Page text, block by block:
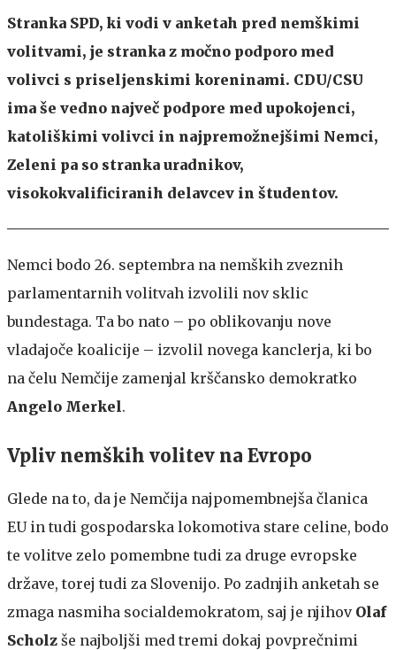
Stranka SPD, ki vodi v anketah pred nemškimi
volitvami, je stranka z močno podporo med
volivci s priseljenskimi koreninami. CDU/CSU
ima še vedno največ podpore med upokojenci,
katoliškimi volivci in najpremožnejšimi Nemci,
Zeleni pa so stranka uradnikov,
visokokvalificiranih delavcev in študentov.
Nemci bodo 26. septembra na nemških zveznih
parlamentarnih volitvah izvolili nov sklic
bundestaga. Ta bo nato – po oblikovanju nove
vladajoče koalicije – izvolil novega kanclerja, ki bo
na čelu Nemčije zamenjal krščansko demokratko
Angelo Merkel.
Vpliv nemških volitev na Evropo
Glede na to, da je Nemčija najpomembnejša članica
EU in tudi gospodarska lokomotiva stare celine, bodo
te volitve zelo pomembne tudi za druge evropske
države, torej tudi za Slovenijo. Po zadnjih anketah se
zmaga nasmiha socialdemokratom, saj je njihov Olaf
Scholz še najboljši med tremi dokaj povprečnimi